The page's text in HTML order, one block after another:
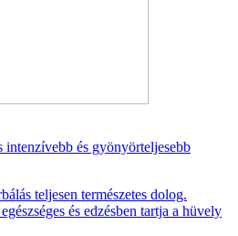
intenzívebb és gyönyörteljesebb
teljesen természetes dolog.
és edzésben tartja a hüvely